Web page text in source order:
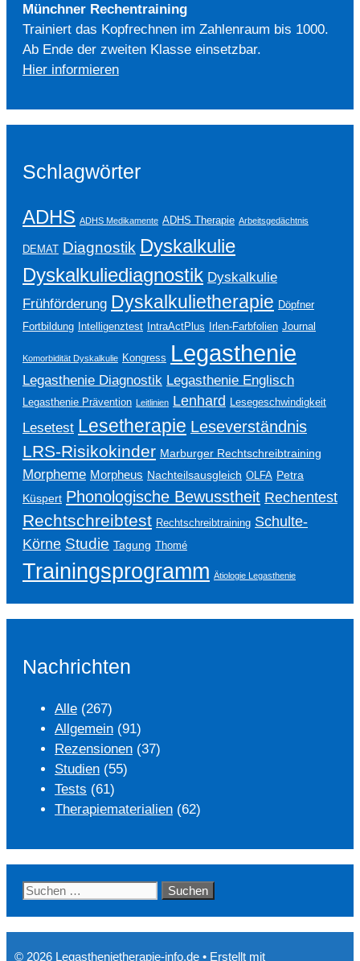
Münchner Rechentraining
Trainiert das Kopfrechnen im Zahlenraum bis 1000.
Ab Ende der zweiten Klasse einsetzbar.
Hier informieren
Schlagwörter
ADHS ADHS Medikamente ADHS Therapie Arbeitsgedächtnis
DEMAT Diagnostik Dyskalkulie
Dyskalkuliediagnostik Dyskalkulie
Frühförderung Dyskalkulietherapie Döpfner
Fortbildung
Intelligenztest IntraActPlus Irlen-Farbfolien Journal
Komorbidität Dyskalkulie Kongress Legasthenie
Legasthenie Diagnostik Legasthenie Englisch
Legasthenie Prävention Leitlinien Lenhard Lesegeschwindigkeit
Lesetest Lesetherapie Leseverständnis
LRS-Risikokinder Marburger Rechtschreibtraining
Morpheme Morpheus Nachteilsausgleich OLFA Petra
Küspert Phonologische Bewusstheit Rechentest
Rechtschreibtest Rechtschreibtraining Schulte-
Körne Studie Tagung Thomé
Trainingsprogramm Ätiologie Legasthenie
Nachrichten
Alle (267)
Allgemein (91)
Rezensionen (37)
Studien (55)
Tests (61)
Therapiematerialien (62)
Suchen
© 2026 Legasthenietherapie-info.de • Erstellt mit